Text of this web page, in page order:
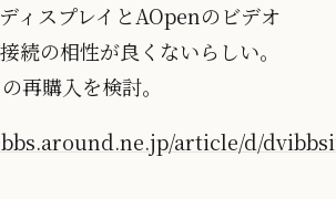
ィスプレイとAOpenのビデオ
続の相性が良くないらしい。
再購入を検討。
article/d/